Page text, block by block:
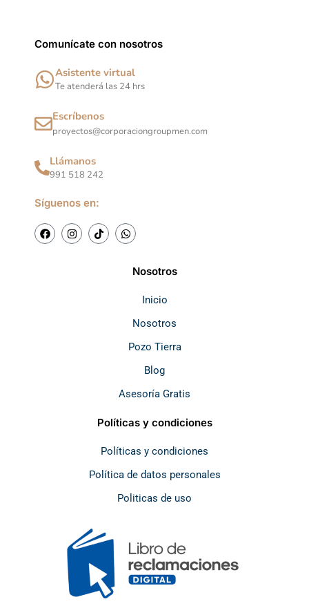
Comunícate con nosotros
Asistente virtual
Te atenderá las 24 hrs
Escríbenos
proyectos@corporaciongroupmen.com
Llámanos
991 518 242
Síguenos en:
F
a
I
n
T
i
W
h
Nosotros
Inicio
Nosotros
Pozo Tierra
Blog
Asesoría Gratis
Políticas y condiciones
Políticas y condiciones
Política de datos personales
Politicas de uso